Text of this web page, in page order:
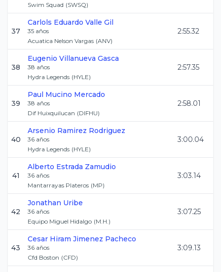
Swim Squad (SWSQ)
37
Carlols Eduardo Valle Gil
35 años
Acuatica Nelson Vargas (ANV)
2:55.32
38
Eugenio Villanueva Gasca
38 años
Hydra Legends (HYLE)
2:57.35
39
Paul Mucino Mercado
38 años
Dif Huixquilucan (DIFHU)
2:58.01
40
Arsenio Ramirez Rodriguez
36 años
Hydra Legends (HYLE)
3:00.04
41
Alberto Estrada Zamudio
36 años
Mantarrayas Plateros (MP)
3:03.14
42
Jonathan Uribe
36 años
Equipo Miguel Hidalgo (M.H.)
3:07.25
43
Cesar Hiram Jimenez Pacheco
36 años
Cfd Boston (CFD)
3:09.13